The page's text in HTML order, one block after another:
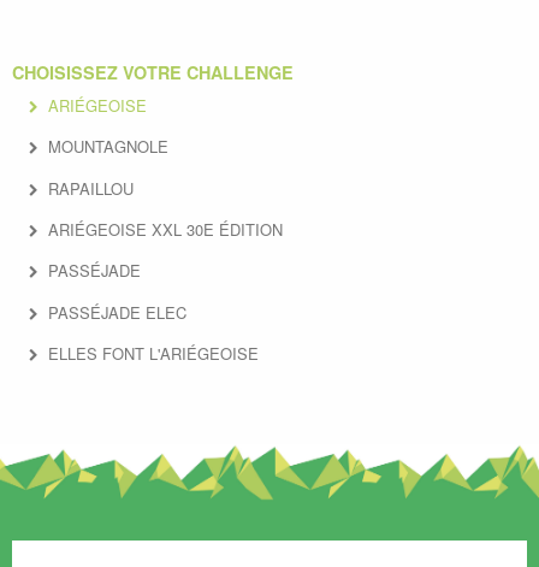
CHOISISSEZ VOTRE CHALLENGE
ARIÉGEOISE
MOUNTAGNOLE
RAPAILLOU
ARIÉGEOISE XXL 30E ÉDITION
PASSÉJADE
PASSÉJADE ELEC
ELLES FONT L'ARIÉGEOISE